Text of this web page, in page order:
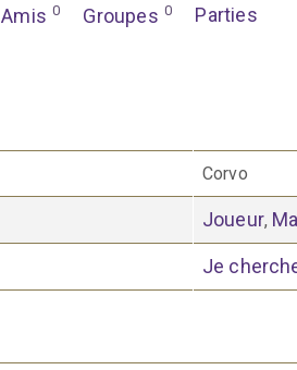
Amis 0 Groupes 0 Parties
Corvo
Joueur,
Je